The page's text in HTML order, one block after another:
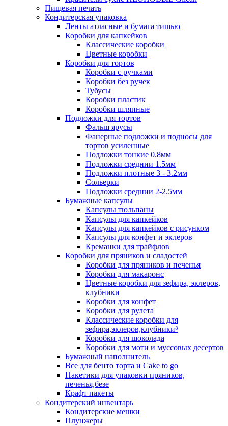
Пищевая печать
Кондитерская упаковка
Ленты атласные и бумага тишью
Коробки для капкейков
Классические коробки
Цветные коробки
Коробки для тортов
Коробки с ручками
Коробки без ручек
Тубусы
Коробки пластик
Коробки шляпные
Подложки для тортов
Фальш ярусы
Фанерные подложки и подносы для
тортов усиленные
Подложки тонкие 0.8мм
Подложки среднии 1.5мм
Подложки плотные 3 - 3.2мм
Сольерки
Подложки среднии 2-2.5мм
Бумажные капсулы
Капсулы тюльпаны
Капсулы для капкейков
Капсулы для капкейков с рисунком
Капсулы для конфет и эклеров
Креманки для трайфлов
Коробки для пряников и сладостей
Коробки для пряников и печенья
Коробки для макаронс
Цветные коробки для зефира, эклеров,
клубники
Коробки для конфет
Коробки для рулета
Классические коробки для
зефира,эклеров,клубники⁸
Коробки для шоколада
Коробки для моти и муссовых десертов
Бумажный наполнитель
Все для бенто торта и Cake to go
Пакетики для упаковки пряников,
печенья,безе
Крафт пакеты
Кондитерский инвентарь
Кондитерские мешки
Плунжеры